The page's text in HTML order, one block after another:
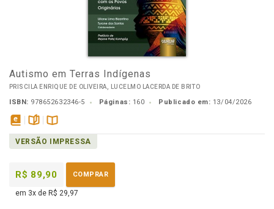
Autismo em Terras Indígenas
PRISCILA ENRIQUE DE OLIVEIRA, LUCELMO LACERDA DE BRITO
ISBN: 978652632346-5 Páginas: 160 Publicado em: 13/04/2026
disponível
em
páginasDisponível
na
VERSÃO IMPRESSA
R$ 89,90 COMPRAR
em 3x de R$ 29,97